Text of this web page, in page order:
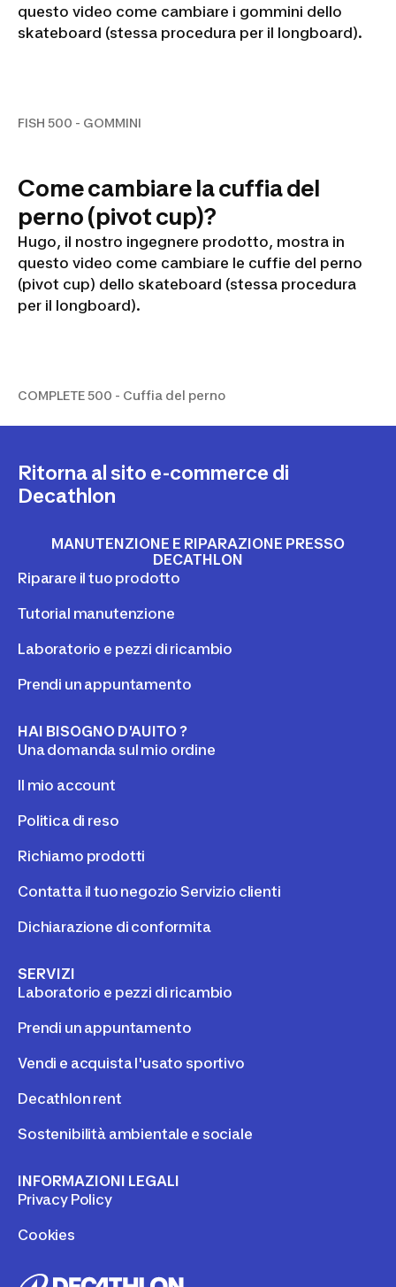
questo video come cambiare i gommini dello
skateboard (stessa procedura per il longboard).
FISH 500 - GOMMINI
Come cambiare la cuffia del
perno (pivot cup)?
Hugo, il nostro ingegnere prodotto, mostra in
questo video come cambiare le cuffie del perno
(pivot cup) dello skateboard (stessa procedura
per il longboard).
COMPLETE 500 - Cuffia del perno
Ritorna al sito e-commerce di
Decathlon
MANUTENZIONE E RIPARAZIONE PRESSO
DECATHLON
Riparare il tuo prodotto
Tutorial manutenzione
Laboratorio e pezzi di ricambio
Prendi un appuntamento
HAI BISOGNO D'AUITO ?
Una domanda sul mio ordine
Il mio account
Politica di reso
Richiamo prodotti
Contatta il tuo negozio Servizio clienti
Dichiarazione di conformita
SERVIZI
Laboratorio e pezzi di ricambio
Prendi un appuntamento
Vendi e acquista l'usato sportivo
Decathlon rent
Sostenibilità ambientale e sociale
INFORMAZIONI LEGALI
Privacy Policy
Cookies